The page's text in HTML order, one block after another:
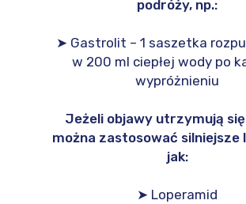
podróży, np.:
➤ Gastrolit – 1 saszetka
w 200 ml ciepłej wody po
wypróżnieniu
Jeżeli objawy utrzymują się
można zastosować silniejsze
jak:
➤ Loperamid